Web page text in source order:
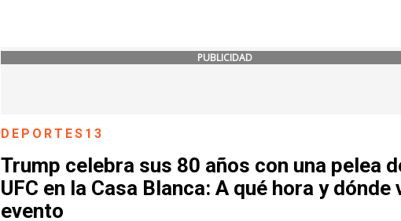
PUBLICIDAD
DEPORTES13
Trump celebra sus 80 años con una pelea
UFC en la Casa Blanca: A qué hora y dónde
evento